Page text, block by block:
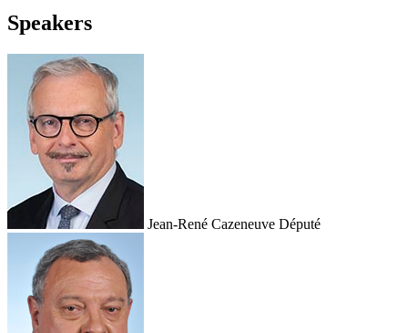
Speakers
Jean-René Cazeneuve Député